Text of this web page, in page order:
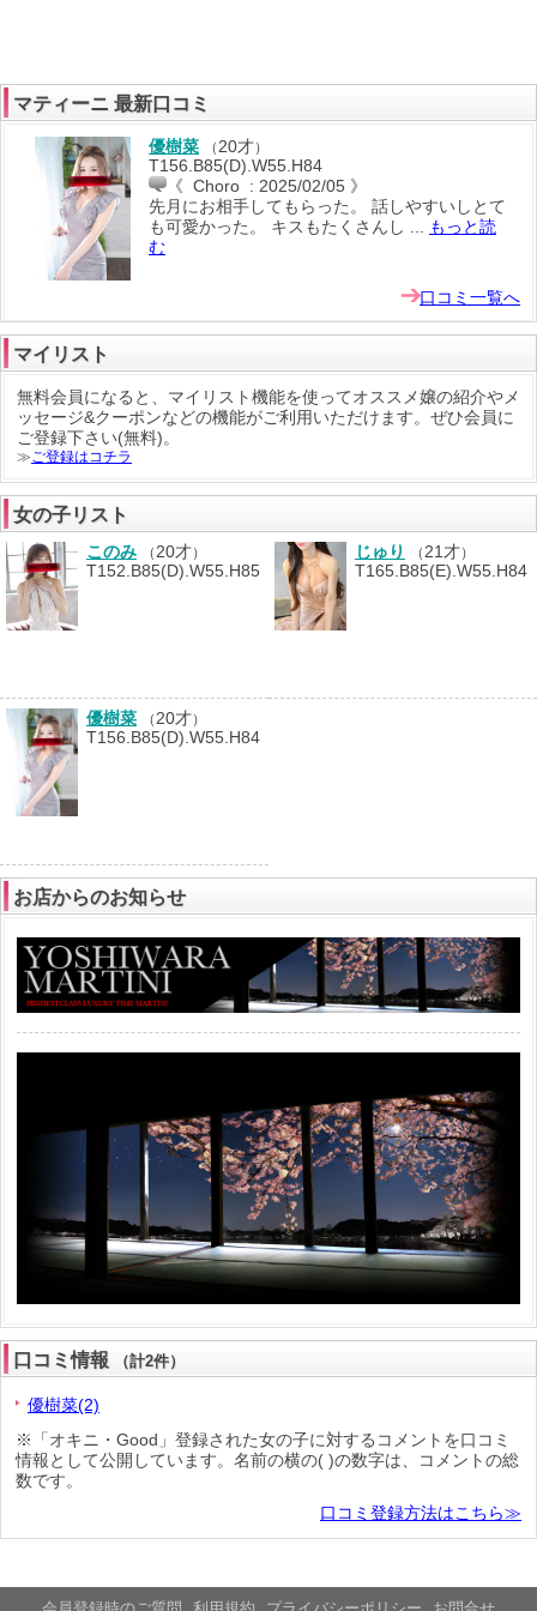
マティーニ 最新口コミ
優樹菜 （ 20才）
T156.B85(D).W55.H84
《 Choro : 2025/02/05 》
先月にお相手してもらった。 話しやすいしとて
も可愛かった。 キスもたくさんし ...
もっと読
む
口コミ一覧へ
マイリスト
無料会員になると、マイリスト機能を使ってオススメ嬢の紹介や メ
ッセージ&クーポンなどの機能がご利用いただけます。ぜひ会員に
ご登録下さい(無料)。
≫ご登録はコチラ
女の子リスト
このみ （ 20才）
T152.B85(D).W55.H85
じゅり （ 21才）
T165.B85(E).W55.H84
優樹菜 （ 20才）
T156.B85(D).W55.H84
お店からのお知らせ
口コミ情報 （計2件）
優樹菜(2)
※「オキニ・Good」登録された女の子に対するコメントを口コミ
情報として公開しています。名前の横の( )の数字は、コメントの総
数です。
口コミ登録方法はこちら≫